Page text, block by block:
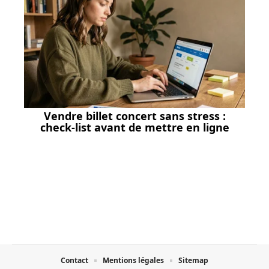
Vendre billet concert sans stress :
check-list avant de mettre en ligne
Contact Mentions légales Sitemap